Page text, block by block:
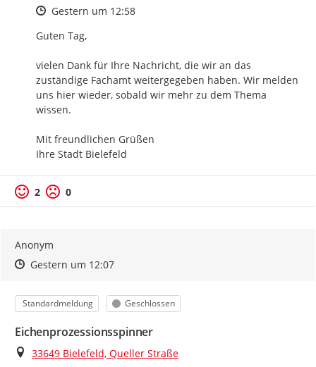
Zeitpunkt des Erstellens
Gestern um 12:58
Guten Tag,
vielen Dank für Ihre Nachricht, die wir an das
zuständige Fachamt weitergegeben haben. Wir melden
uns hier wieder, sobald wir mehr zu dem Thema
wissen.
Mit freundlichen Grüßen
Ihre Stadt Bielefeld
2 0
Anonym
Zeitpunkt des Erstellens
Zeitpunkt des Erstellens
Gestern um 12:07Zur Äußerung
Kategorie
Standardmeldung Status
Geschlossen
Eichenprozessionsspinner
Ort
33649 Bielefeld, Queller Straße